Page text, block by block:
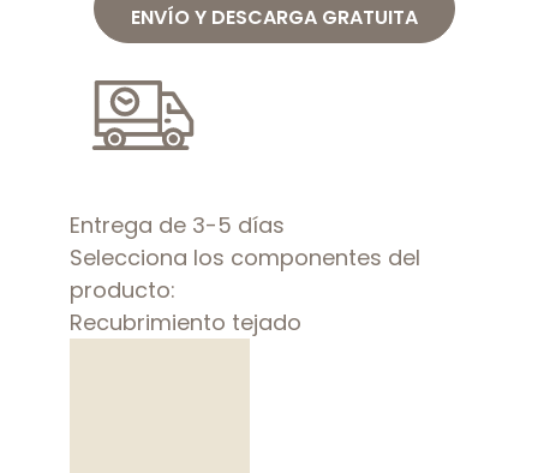
ENVÍO Y DESCARGA GRATUITA
Entrega de 3-5 días
Selecciona los componentes del
producto:
Recubrimiento tejado